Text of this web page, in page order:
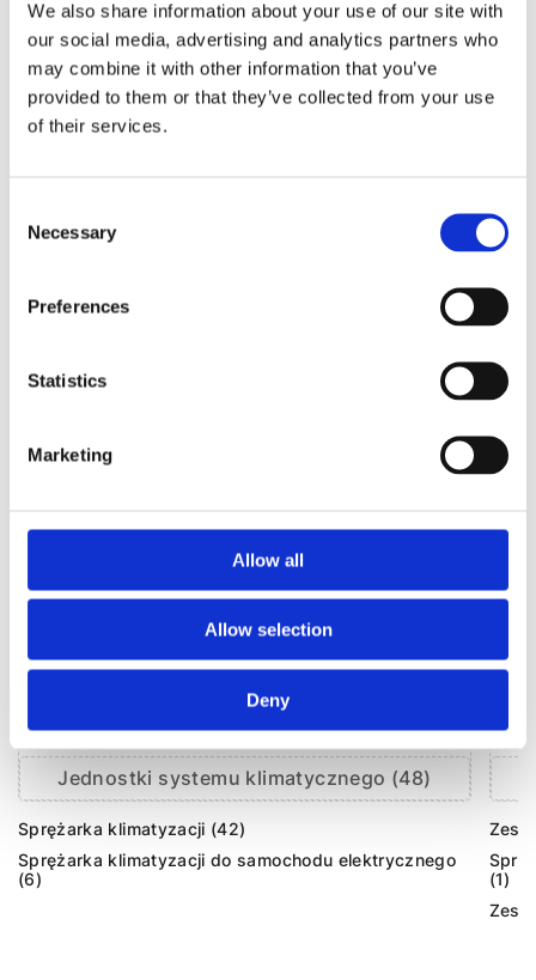
We also share information about your use of our site with
our social media, advertising and analytics partners who
may combine it with other information that you’ve
provided to them or that they’ve collected from your use
of their services.
Selection
Necessary
Preferences
Statistics
Marketing
Allow all
Allow selection
Deny
Przekładnia kierownicza EPS (2)
Przekładnia kierownicza ze wspomaganiem
hydraulicznym (19)
Przekładnia kierownicza bez wspomagania
hydraulicznego (12)
(7)
Jednostki systemu klimatycznego (48)
Sprężarka klimatyzacji (42)
Sprężarka klimatyzacji do samochodu elektrycznego
(6)
(1)